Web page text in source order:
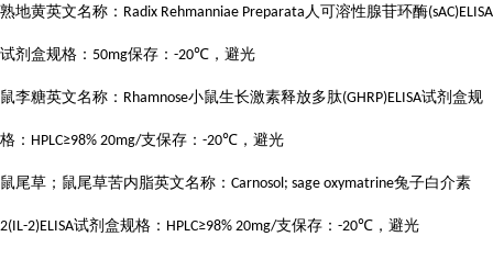
熟地黄英文名称： Radix Rehmanniae Preparata 人可溶性腺苷环酶(sAC)ELISA
试剂盒规格： 50mg保存： -20℃ ，避光
鼠李糖英文名称： Rhamnose小鼠生长激素释放多肽(GHRP)ELISA试剂盒规
格： HPLC≥98% 20mg/支保存： -20℃ ，避光
鼠尾草；鼠尾草苦内脂英文名称： Carnosol; sage oxymatrine兔子白介素
2(IL-2)ELISA试剂盒规格： HPLC≥98% 20mg/支保存： -20℃ ，避光